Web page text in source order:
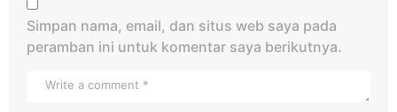
Simpan nama, email, dan situs web saya pada
peramban ini untuk komentar saya berikutnya.